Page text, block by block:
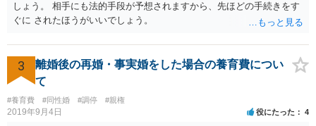
しょう。 相手にも法的手段が予想されますから、先ほどの手続きをす
ぐに されたほうがいいでしょう。
3
離婚後の再婚・事実婚をした場合の養育費につい
て
#養育費 #同性婚 #調停 #親権
2019年9月4日 役にたった 4